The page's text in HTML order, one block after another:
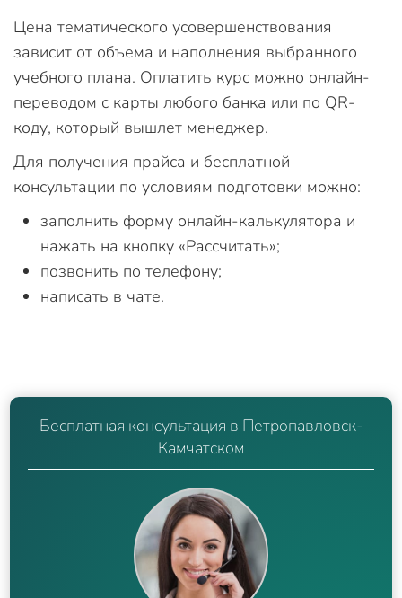
Цена тематического усовершенствования
зависит от объема и наполнения выбранного
учебного плана. Оплатить курс можно онлайн-
переводом с карты любого банка или по QR-
коду, который вышлет менеджер.
Для получения прайса и бесплатной
консультации по условиям подготовки можно:
заполнить форму онлайн-калькулятора и
нажать на кнопку «Рассчитать»;
позвонить по телефону;
написать в чате.
Бесплатная консультация в Петропавловск-
Камчатском